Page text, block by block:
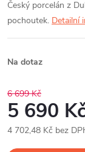
Český porcelán z
pochoutek. Detailní
Na dotaz
6 699 Kč
5 690
4 702,48 Kč bez